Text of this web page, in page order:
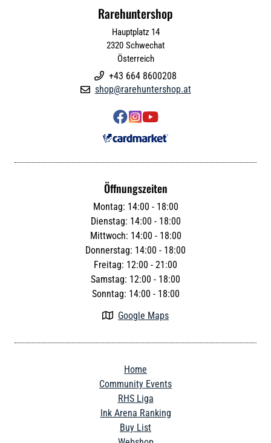
Rarehuntershop
Hauptplatz 14
2320 Schwechat
Österreich
 +43 664 8600208
 shop@rarehuntershop.at

Öffnungszeiten
Montag: 14:00 - 18:00
Dienstag: 14:00 - 18:00
Mittwoch: 14:00 - 18:00
Donnerstag: 14:00 - 18:00
Freitag: 12:00 - 21:00
Samstag: 12:00 - 18:00
Sonntag: 14:00 - 18:00
 Google Maps
Home
Community Events
RHS Liga
Ink Arena Ranking
Buy List